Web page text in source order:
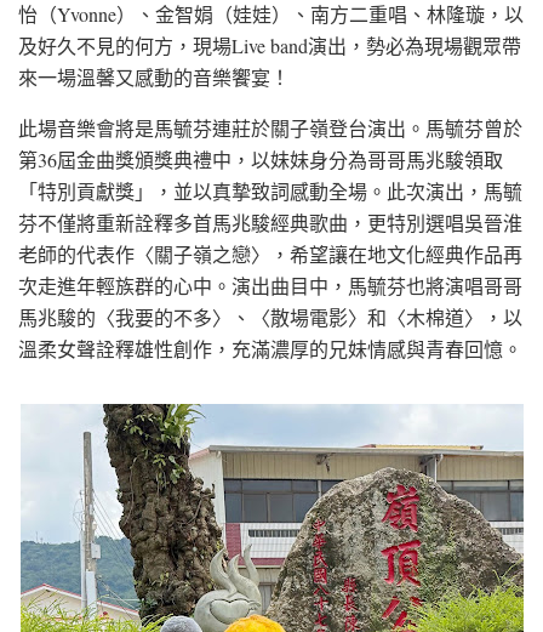
怡（Yvonne）、金智娟（娃娃）、南方二重唱、林隆璇，以
及好久不見的何方，現場Live band演出，勢必為現場觀眾帶
來一場溫馨又感動的音樂饗宴！
此場音樂會將是馬毓芬連莊於關子嶺登台演出。馬毓芬曾於
第36屆金曲獎頒獎典禮中，以妹妹身分為哥哥馬兆駿領取
「特別貢獻獎」，並以真摯致詞感動全場。此次演出，馬毓
芬不僅將重新詮釋多首馬兆駿經典歌曲，更特別選唱吳晉淮
老師的代表作〈關子嶺之戀〉，希望讓在地文化經典作品再
次走進年輕族群的心中。演出曲目中，馬毓芬也將演唱哥哥
馬兆駿的〈我要的不多〉、〈散場電影〉和〈木棉道〉，以
溫柔女聲詮釋雄性創作，充滿濃厚的兄妹情感與青春回憶。